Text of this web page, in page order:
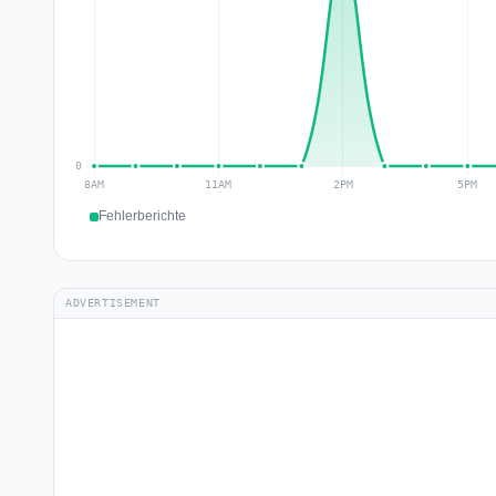
Fehlerberichte
ADVERTISEMENT